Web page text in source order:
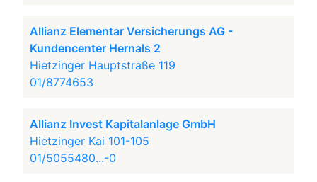
Allianz Elementar Versicherungs AG -
Kundencenter Hernals 2
Hietzinger Hauptstraße 119
01/8774653
Allianz Invest Kapitalanlage GmbH
Hietzinger Kai 101-105
01/5055480...-0